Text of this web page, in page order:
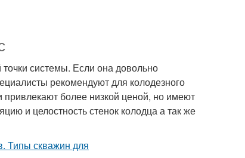
системы. Если она довольно
рекомендуют для колодезного
более низкой ценой, но имеют
и целостность стенок колодца а так же